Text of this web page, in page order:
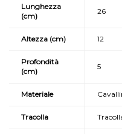
Lunghezza
(cm)
26
Altezza (cm) 12
Profondità
(cm)
5
Materiale
Tracolla